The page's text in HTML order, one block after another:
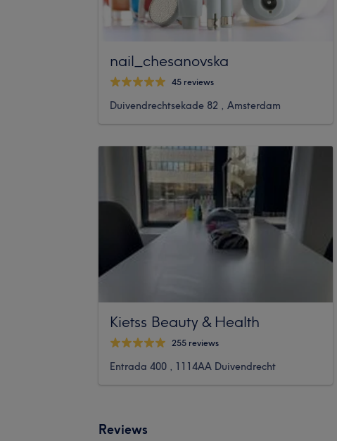
nail_chesanovska
45 reviews
Duivendrechtsekade 82 , Amsterdam
Kietss Beauty & Health
255 reviews
Entrada 400 , 1114AA Duivendrecht
Reviews